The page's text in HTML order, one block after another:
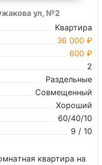
ул, №2
Квартира
36 000 ₽
600 ₽
2
Раздельные
Совмещенный
Хороший
60/40/10
9 / 10
квaртиpa на